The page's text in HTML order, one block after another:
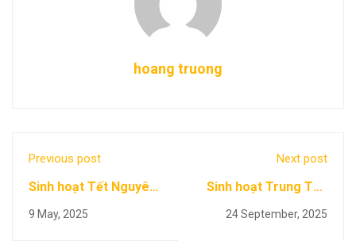
hoang truong
Previous post
Sinh hoạt Tết Nguyên
Đán 2025
9 May, 2025
Next post
Sinh hoạt Trung Thu
2025
24 September, 2025